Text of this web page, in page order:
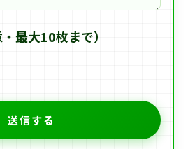
最大10枚まで）